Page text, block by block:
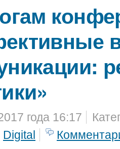
года 16:17
Digital